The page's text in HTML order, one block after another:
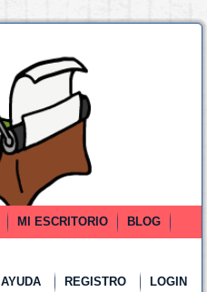
MI ESCRITORIO
BLOG
AYUDA REGISTRO LOGIN